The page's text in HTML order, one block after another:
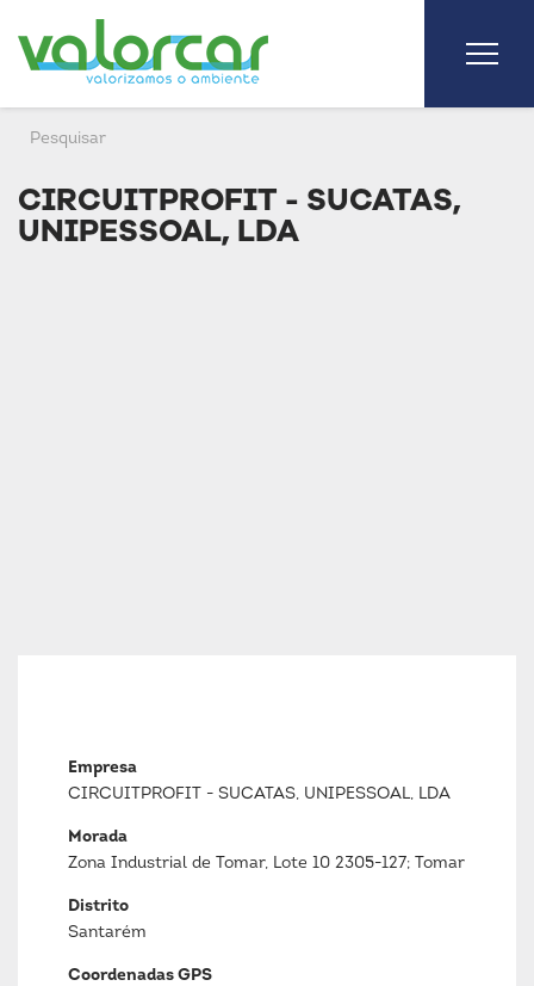
CIRCUITPROFIT - SUCATAS,
UNIPESSOAL, LDA
Empresa
CIRCUITPROFIT - SUCATAS, UNIPESSOAL, LDA
Morada
Zona Industrial de Tomar, Lote 10 2305-127; Tomar
Distrito
Santarém
Coordenadas GPS